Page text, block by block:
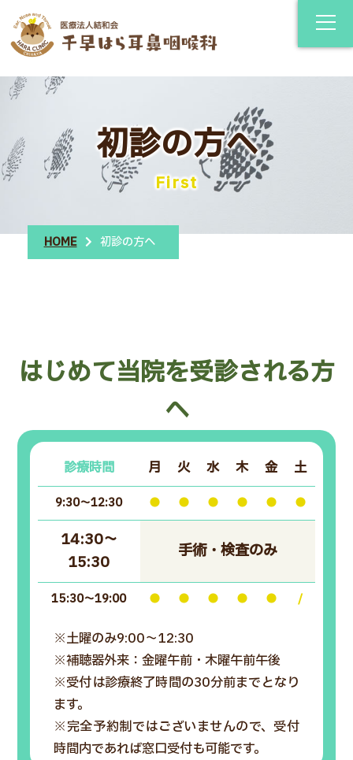
初診の方へ
First
HOME 初診の方へ
はじめて当院を受診される方
へ
診療時間 月 火 水 木 金 土
9:30～12:30 ● ● ● ● ● ●
14:30～
15:30
手術・検査のみ
15:30～19:00 ● ● ● ● ● /
※土曜のみ9:00～12:30
※補聴器外来：金曜午前・木曜午前午後
※受付は診療終了時間の30分前までとなり
ます。
※完全予約制ではございませんので、受付
時間内であれば窓口受付も可能です。